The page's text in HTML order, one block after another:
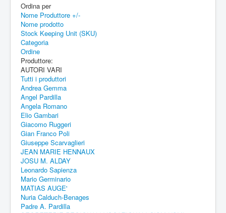
Ordina per
Nome Produttore +/-
Nome prodotto
Stock Keeping Unit (SKU)
Categoria
Ordine
Produttore:
AUTORI VARI
Tutti i produttori
Andrea Gemma
Angel Pardilla
Angela Romano
Elio Gambari
Giacomo Ruggeri
Gian Franco Poli
Giuseppe Scarvaglieri
JEAN MARIE HENNAUX
JOSU M. ALDAY
Leonardo Sapienza
Mario Germinario
MATIAS AUGE'
Nuria Calduch-Benages
Padre A. Pardilla